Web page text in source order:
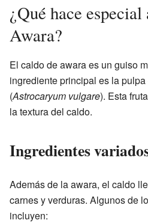
¿Qué hace
Awara?
El caldo de awara es un guiso
ingrediente principal es la
(Astrocaryum vulgare). Esta
la textura del caldo.
Ingredientes
Además de la awara, el caldo
carnes y verduras. Algunos de
incluyen: